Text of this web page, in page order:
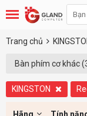
Trang chủ
Bàn phím cơ khác
KINGSTON